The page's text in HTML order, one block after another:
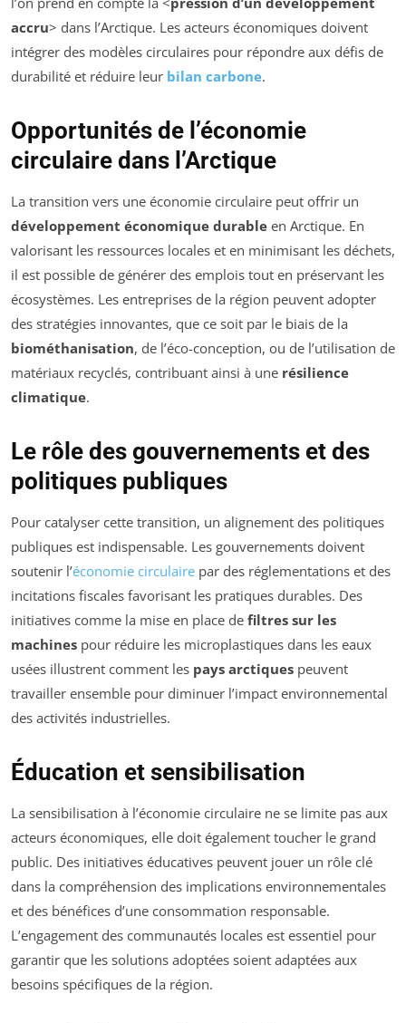
accru> dans l’Arctique. Les acteurs économiques doivent
intégrer des modèles circulaires pour répondre aux défis de
durabilité et réduire leur bilan carbone.
Opportunités de l’économie
circulaire dans l’Arctique
La transition vers une économie circulaire peut offrir un
développement économique durable en Arctique. En
valorisant les ressources locales et en minimisant les déchets,
il est possible de générer des emplois tout en préservant les
écosystèmes. Les entreprises de la région peuvent adopter
des stratégies innovantes, que ce soit par le biais de la
biométhanisation, de l’éco-conception, ou de l’utilisation de
matériaux recyclés, contribuant ainsi à une résilience
climatique.
Le rôle des gouvernements et des
politiques publiques
Pour catalyser cette transition, un alignement des politiques
publiques est indispensable. Les gouvernements doivent
soutenir l’économie circulaire par des réglementations et des
incitations fiscales favorisant les pratiques durables. Des
initiatives comme la mise en place de filtres sur les
machines pour réduire les microplastiques dans les eaux
usées illustrent comment les pays arctiques peuvent
travailler ensemble pour diminuer l’impact environnemental
des activités industrielles.
Éducation et sensibilisation
La sensibilisation à l’économie circulaire ne se limite pas aux
acteurs économiques, elle doit également toucher le grand
public. Des initiatives éducatives peuvent jouer un rôle clé
dans la compréhension des implications environnementales
et des bénéfices d’une consommation responsable.
L’engagement des communautés locales est essentiel pour
garantir que les solutions adoptées soient adaptées aux
besoins spécifiques de la région.